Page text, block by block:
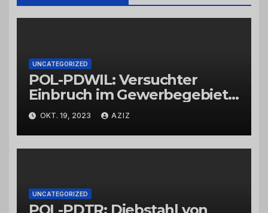
UNCATEGORIZED
POL-PDWIL: Versuchter
Einbruch im Gewerbegebiet
Wittlich
OKT. 19, 2023 AZIZ
UNCATEGORIZED